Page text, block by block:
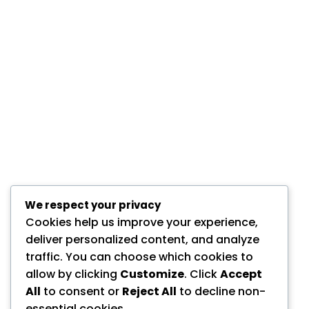
We respect your privacy
Cookies help us improve your experience,
deliver personalized content, and analyze
traffic. You can choose which cookies to
allow by clicking Customize. ClickAccept
All to consent or Reject All to decline non-